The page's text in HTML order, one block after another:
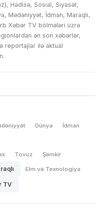
Hadisə, Sosial, Siyasət,
Mədəniyyət, İdman, Maraqlı,
Xəbər TV bölmələri üzrə
ən son xəbərlər,
reportajlar ilə aktual
Dünya İdman
Tovuz Şəmkir
Elm və Texnologiya
TV